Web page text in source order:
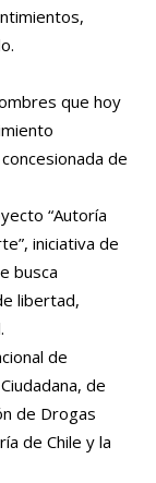
que hoy
de
“Autoría
iniciativa de
busca
libertad,
de
de
de Drogas
de Chile y la